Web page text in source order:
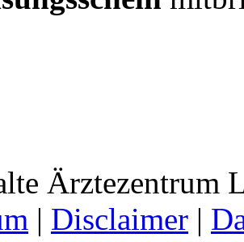
Ärztezentrum
| Disclaimer |